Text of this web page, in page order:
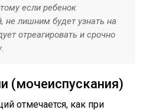
если ребенок
не лишним будет узнать на
отреагировать и срочно
(мочеиспускания)
отмечается, как при